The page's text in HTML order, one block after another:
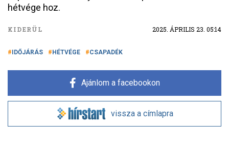
hétvége hoz.
KIDERÜL 2025. ÁPRILIS 23. 05:14
IDŐJÁRÁS HÉTVÉGE CSAPADÉK
Ajánlom a facebookon
vissza a címlapra